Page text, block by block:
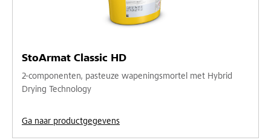
StoArmat Classic HD
2-componenten, pasteuze wapeningsmortel met Hybrid
Drying Technology
Ga naar productgegevens